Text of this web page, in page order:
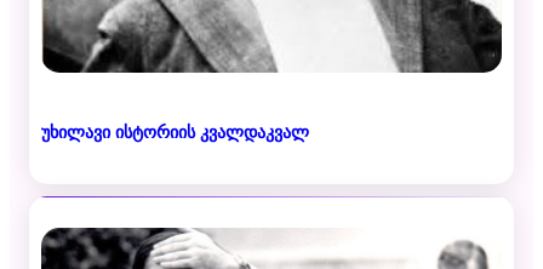
უხილავი ისტორიის კვალდაკვალ